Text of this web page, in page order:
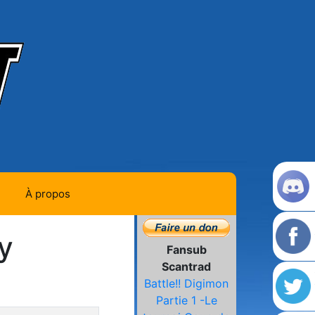
À propos
Fansub
Scantrad
Battle!! Digimon
Partie 1 -Le